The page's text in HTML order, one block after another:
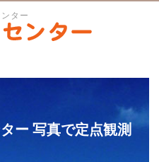
ター
ー 写真で定点観測